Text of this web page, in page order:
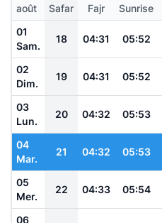
août Safar Fajr Sunrise
01
Sam.
18 04:31 05:52
02
Dim.
19 04:31 05:52
03
Lun.
20 04:32 05:53
04
Mar.
21 04:32 05:53
05
Mer.
22 04:33 05:54
06